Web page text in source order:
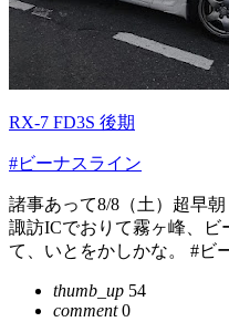
RX-7 FD3S 後期
#ビーナスライン
諸事あって8/8（土）超早
諏訪ICでおりて霧ヶ峰、ビ
て、いとをかしかな。 #ビ
thumb_up 54
comment0